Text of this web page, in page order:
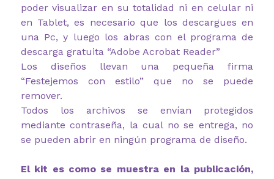
poder visualizar en su totalidad ni en celular ni
en Tablet, es necesario que los descargues en
una Pc, y luego los abras con el programa de
descarga gratuita “Adobe Acrobat Reader”
Los diseños llevan una pequeña firma
“Festejemos con estilo” que no se puede
remover.
Todos los archivos se envían protegidos
mediante contraseña, la cual no se entrega, no
se pueden abrir en ningún programa de diseño.
El kit es como se muestra en la publicación,